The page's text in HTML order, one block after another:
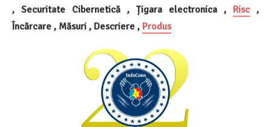
, Securitate Cibernetică , Țigara electronica , Risc ,
Încărcare , Măsuri , Descriere , Produs